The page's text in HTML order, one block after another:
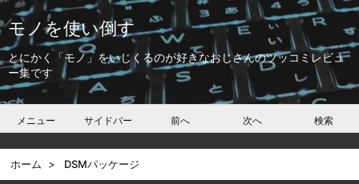
モノを使い倒す
とにかく「モノ」をいじくるのが好きなおじさんのツッコミレビュ
ー集です
メニュー サイドバー 前へ 次へ 検索
ホーム > DSMパッケージ